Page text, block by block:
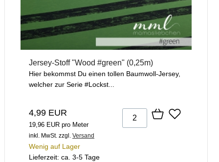
Jersey-Stoff "Wood #green" (0,25m)
Hier bekommst Du einen tollen Baumwoll-Jersey,
welcher zur Serie #Lockst...
4,99 EUR
19,96 EUR pro Meter
inkl. MwSt. zzgl. Versand
Wenig auf Lager
Lieferzeit: ca. 3-5 Tage